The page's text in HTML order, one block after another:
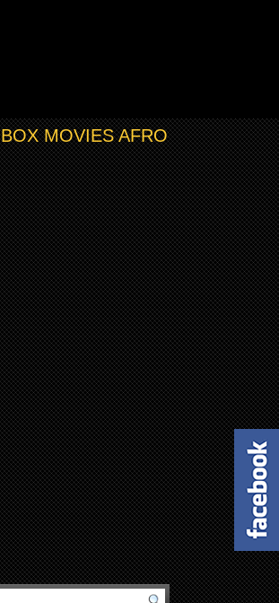
BOX MOVIES AFRO